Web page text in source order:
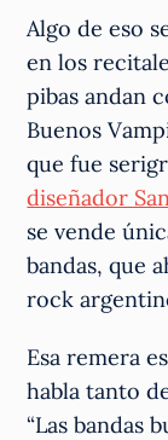
Algo de eso
en los
pibas andan
Buenos
que fue
diseñador
se vende
bandas, que
rock
Esa remera
habla tanto
“Las bandas